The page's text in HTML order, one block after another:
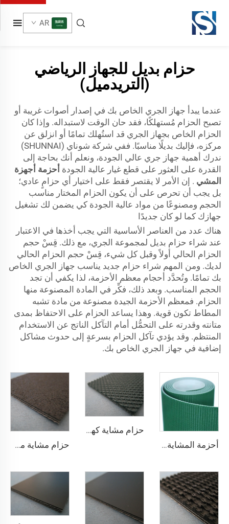
AR
حزام بديل للجهاز الرياضي
(التريدميل)
عندما يبدأ جهاز الجري الخاص بك في إصدار أصوات غريبة أو
تصبح الحزام مُستهلكًا، فقد حان الوقت لاستبداله. وإذا كان
الحزام الخاص بجهاز الجري قد استُهلك تمامًا أو انزلق عن
مركزه، فإليك بديلًا مناسبًا. ففي شركة شوناي (SHUNNAI)
ندرك أهمية جهاز جري عالي الجودة، ونعلم أنك بحاجة إلى
القدرة على العثور على قطع غيار عالية الجودة أحزمة أجهزة
المشي . إن الأمر لا يقتصر فقط على اختيار أي حزامٍ عادي؛
بل يجب أن تحرص على أن يكون الحزام المختار مناسب
الحجم ومصنوعًا من مواد عالية الجودة كي يضمن لك تشغيل
جهازك كما لو كان جديدًا
هناك عدد من العناصر الأساسية التي يجب أخذها في الاعتبار
عند شراء حزام بديل لمجموعة الجري، مع ذلك. قِسْ حجم
الحزام الحالي أولاً وقبل كل شيء، قِسْ حجم الحزام الحالي
لديك. ومن المهم شراء حزام جديد يناسب جهاز الجري الخاص
بك تمامًا. وتُحدَّد أحجام معظم الأحزمة، لذا يكفي أن تجد
الحجم المناسب. وبعد ذلك، فكِّر في المادة المصنوعة منها
الحزام. فمعظم الأحزمة الجيدة مصنوعة من مادة تشبه
المطاط تكون قوية. وهذا يساعد الحزام على الاحتفاظ بمدى
متانته وقدرته على التحمُّل أمام التآكل الناتج عن الاستخدام
المنتظم. وقد يؤدي تآكل الحزام بسرعةٍ إلى حدوث مشاكل
إضافية في جهاز الجري الخاص بك.
أحزمة المشاية بسعر المصنع من شوناي، سمك 1.6 مم، حزام مشاية أسود من مادة PVC، حزام ماكينة مشي
حزام مشاية كهربائية من البلاستيك PVC عالي الجودة من مورد صيني، ناعم وهادئ ومطاطي ويظل مستقرًا ومقاومًا للانزلاق
حزام مشاية مطاطي أسود من البولي فينيل كلوريد (PVC) أسود منخفض الضجيج، بتصميم مرن ومستقر للسرعة العالية، متين ومناسب للمشي والجري